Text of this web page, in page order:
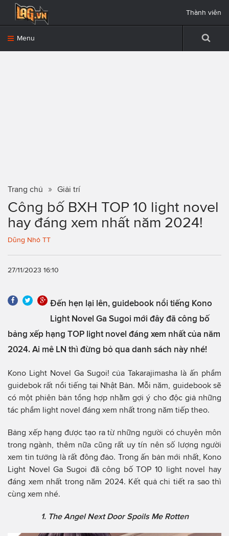
Menu
Thành viên
Trang chủ Giải trí
Công bố BXH TOP 10 light novel
hay đáng xem nhất năm 2024!
Dũng Nhỏ TT
27/11/2023 16:10
Đến hẹn lại lên, guidebook nổi tiếng Kono
Light Novel Ga Sugoi mới đây đã công bố
bảng xếp hạng TOP light novel đáng xem nhất của năm
2024. Ai mê LN thì đừng bỏ qua danh sách này nhé!
Kono Light Novel Ga Sugoi! của Takarajimasha là ấn phẩm
guidebok rất nổi tiếng tại Nhật Bản. Mỗi năm, guidebook sẽ
có một phiên bản tổng hợp nhằm gợi ý cho độc giả những
tác phẩm light novel đáng xem nhất trong năm tiếp theo.
Bảng xếp hạng được tạo ra từ những người có chuyên môn
trong ngành, thêm nữa cũng rất uy tín nên số lượng người
xem tin tưởng là rất đông đảo. Trong ấn bản mới nhất, Kono
Light Novel Ga Sugoi đã công bố TOP 10 light novel hay
đáng xem nhất trong năm 2024. Kết quả chi tiết ra sao thì
cùng xem nhé.
1. The Angel Next Door Spoils Me Rotten